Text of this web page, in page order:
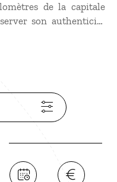
de la capitale
son authenticité
son artisanat, réputé
Bhaktapur est en tout
Népal, le temple de
de la ville tout
scènes de son film